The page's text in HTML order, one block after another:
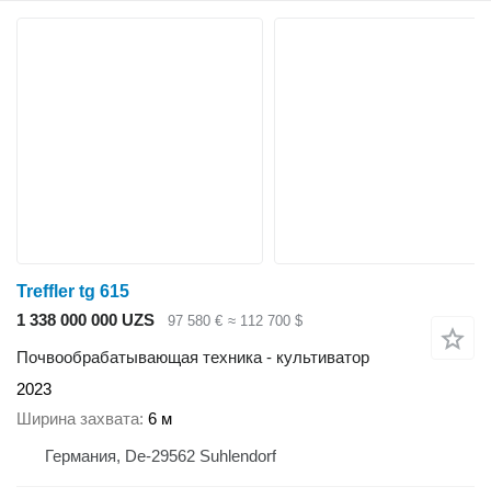
Treffler tg 615
1 338 000 000 UZS
97 580 € ≈ 112 700 $
Почвообрабатывающая техника - культиватор
2023
Ширина захвата 6 м
Германия, De-29562 Suhlendorf